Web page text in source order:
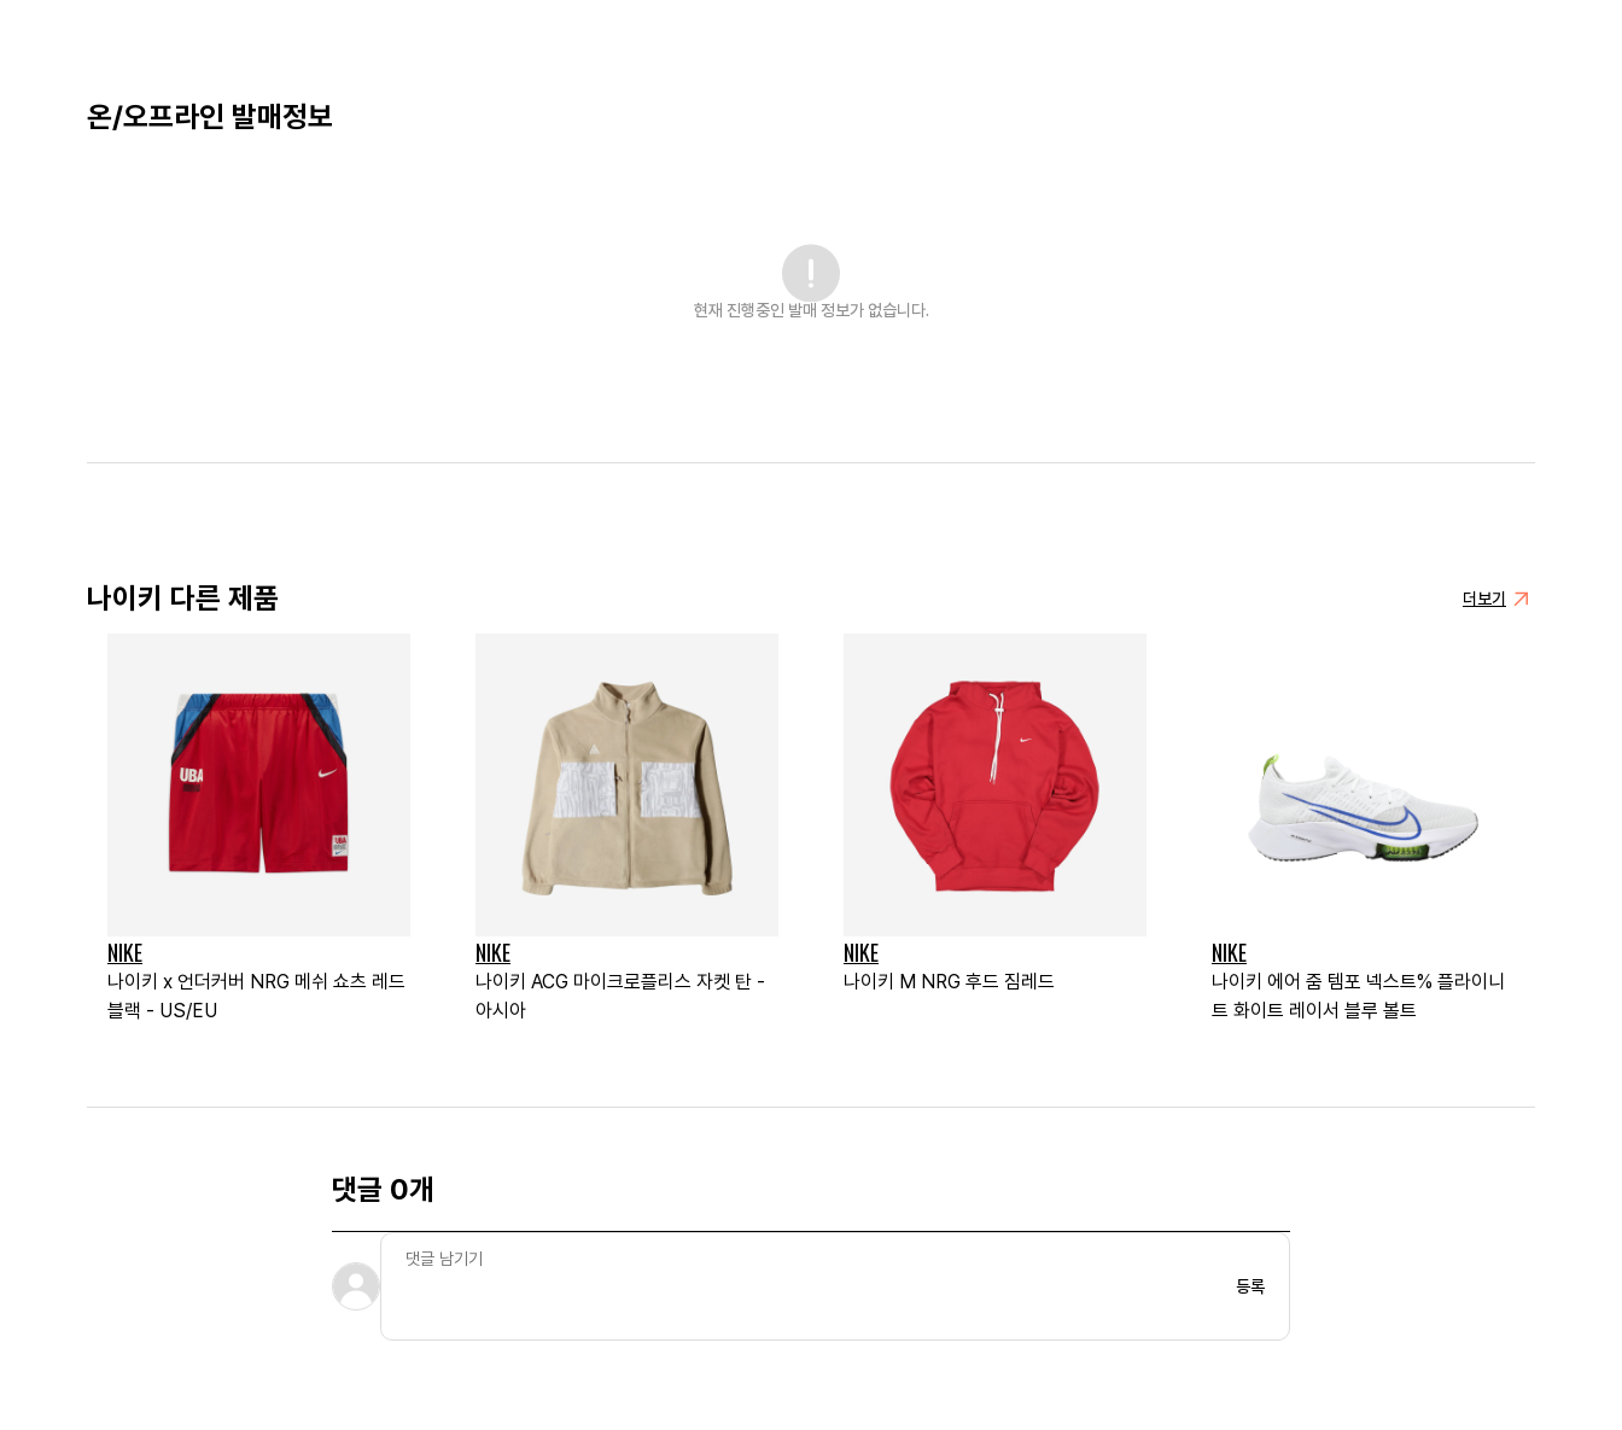
온/오프라인 발매정보
현재 진행중인 발매 정보가 없습니다.
나이키 다른 제품 더보기
NIKE
나이키 x 언더커버 NRG 메쉬 쇼츠 레드
블랙 - US/EU
NIKE
나이키 ACG 마이크로플리스 자켓 탄 -
아시아
NIKE
나이키 M NRG 후드 짐레드
NIKE
나이키 에어 줌 템포 넥스트% 플라이니
트 화이트 레이서 블루 볼트
댓글 0개
등록